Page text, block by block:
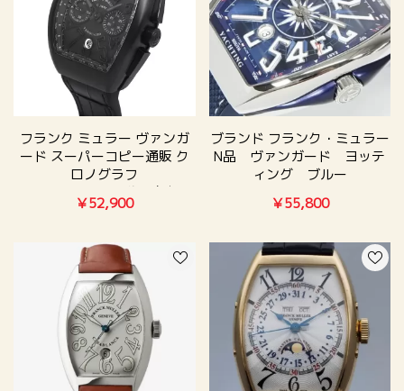
フランク ミュラー ヴァンガ
ード スーパーコピー通販 ク
ロノグラフ
V45CCDTTTNR【佐川急便】
￥52,900
ブランド フランク・ミュラー
N品 ヴァンガード ヨッテ
ィング ブルー
￥55,800